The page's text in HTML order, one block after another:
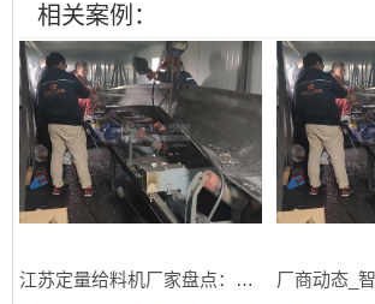
相关案例：
江苏定量给料机厂家盘点：2026年初市场热门选择